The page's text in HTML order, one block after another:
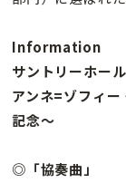
Information
サントリーホー
アンネ=ゾフィ
記念〜
◎「協奏曲」